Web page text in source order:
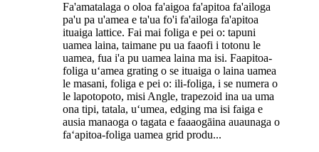
Fa'amatalaga o oloa fa'aigoa fa'apitoa fa'ailoga
pa'u pa u'amea e ta'ua fo'i fa'ailoga fa'apitoa
ituaiga lattice. Fai mai foliga e pei o: tapuni
uamea laina, taimane pu ua faaofi i totonu le
uamea, fua i'a pu uamea laina ma isi. Faapitoa-
foliga uʻamea grating o se ituaiga o laina uamea
le masani, foliga e pei o: ili-foliga, i se numera o
le lapotopoto, misi Angle, trapezoid ina ua uma
ona tipi, tatala, uʻumea, edging ma isi faiga e
ausia manaoga o tagata e faaaogāina auaunaga o
faʻapitoa-foliga uamea grid produ...